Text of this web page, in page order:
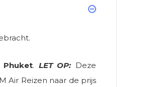
Phuket. LET OP: Deze
Air Reizen naar de prijs